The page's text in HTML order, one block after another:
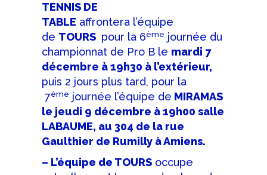
TENNIS DE
TABLE affrontera l’équipe
de TOURS pour la 6ème journée du
championnat de Pro B le mardi 7
décembre à 19h30 à l’extérieur,
puis 2 jours plus tard, pour la
7ème journée l’équipe de MIRAMAS
le jeudi 9 décembre à 19h00 salle
LABAUME, au 304 de la rue
Gaulthier de Rumilly à Amiens.
– L’équipe de TOURS occupe